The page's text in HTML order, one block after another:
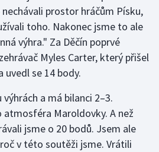
prostor hráčům Písku,
toho. Nakonec jsme to ale
výhra." Za Děčín poprvé
Myles Carter, který přišel
se 14 body.
a má bilanci 2–3.
Maroldovky. A než
jsme o 20 bodů. Jsem ale
v této soutěži jsme. Vrátili